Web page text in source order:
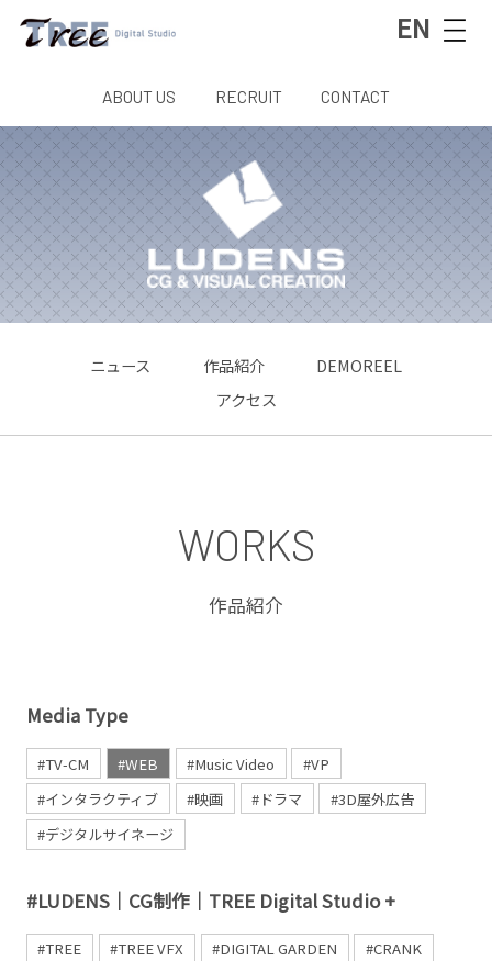
EN
ABOUT US RECRUIT CONTACT
ニュース 作品紹介
DEMOREEL
アクセス
WORKS
作品紹介
Media Type
#TV-CM #WEB #Music Video
#VP
#インタラクティブ
#映画 #ドラマ
#3D屋外広告
#デジタルサイネージ
#LUDENS｜CG制作｜TREE Digital Studio +
#TREE #TREE VFX #DIGITAL GARDEN
#CRANK